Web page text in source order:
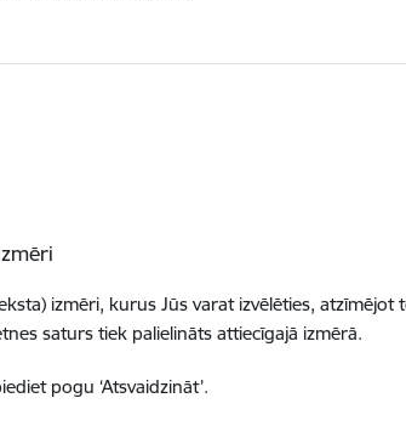
izmēri, kurus Jūs varat izvēlēties, atzīmējot
saturs tiek palielināts attiecīgajā izmērā.
pogu ‘Atsvaidzināt’.